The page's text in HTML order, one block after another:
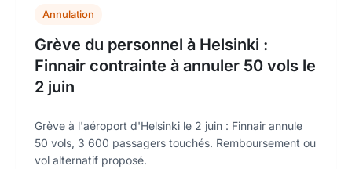
Annulation
Grève du personnel à Helsinki :
Finnair contrainte à annuler 50 vols le
2 juin
Grève à l'aéroport d'Helsinki le 2 juin : Finnair annule
50 vols, 3 600 passagers touchés. Remboursement ou
vol alternatif proposé.